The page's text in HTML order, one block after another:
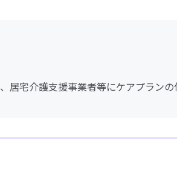
居宅介護支援事業者等にケアプラン